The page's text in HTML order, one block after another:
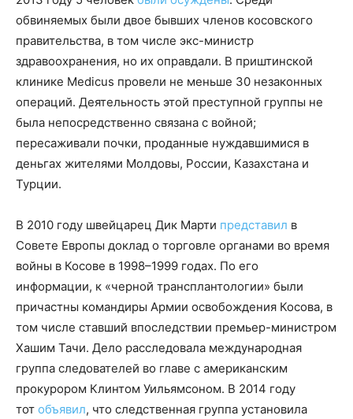
обвиняемых были двое бывших членов косовского
правительства, в том числе экс-министр
здравоохранения, но их оправдали. В приштинской
клинике Medicus провели не меньше 30 незаконных
операций. Деятельность этой преступной группы не
была непосредственно связана с войной;
пересаживали почки, проданные нуждавшимися в
деньгах жителями Молдовы, России, Казахстана и
Турции.
В 2010 году швейцарец Дик Марти представил в
Совете Европы доклад о торговле органами во время
войны в Косове в 1998–1999 годах. По его
информации, к «черной трансплантологии» были
причастны командиры Армии освобождения Косова, в
том числе ставший впоследствии премьер-министром
Хашим Тачи. Дело расследовала международная
группа следователей во главе с американским
прокурором Клинтом Уильямсоном. В 2014 году
тот объявил, что следственная группа установила